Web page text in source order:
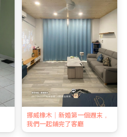
挪威橡木｜新婚第一個週末，
我們一起鋪完了客廳